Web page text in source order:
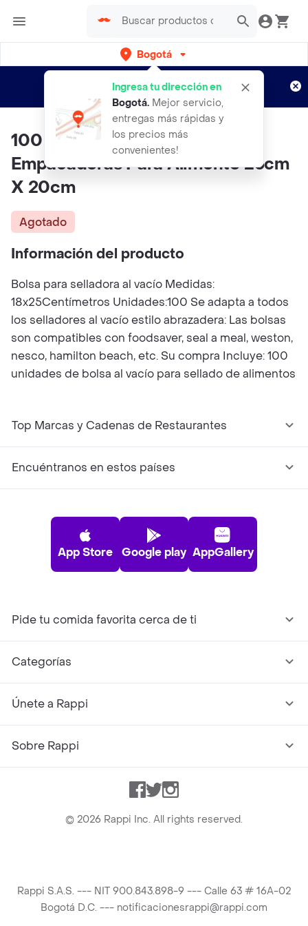
Bogotá
Ingresa tu dirección en
Bogotá. Mejor servicio,
entregas más rápidas y
los precios más
convenientes!
envíos gratis por semanas
Aplican TyC
100 Bolsas De Sellado Al Vacío
Empacadoras Para Alimento 25cm
X 20cm
Agotado
Información del producto
Bolsa para selladora al vacío Medidas:
18x25Centímetros Unidades:100 Se adapta a todos
los selladores al vacío estilo abrazadera: Las bolsas
son compatibles con foodsaver, seal a meal, weston,
nesco, hamilton beach, etc. Su compra Incluye: 100
unidades de bolsa al vacío para sellado de alimentos
Top Marcas y Cadenas de Restaurantes
Encuéntranos en estos países
App Store Google play AppGallery
Pide tu comida favorita cerca de ti
Categorías
Únete a Rappi
Sobre Rappi
Facebook
TwitterInstagram
© 2026 Rappi Inc. All rights reserved.
Rappi S.A.S. --- NIT 900.843.898-9 --- Calle 63 # 16A-02
Bogotá D.C. --- notificacionesrappi@rappi.com